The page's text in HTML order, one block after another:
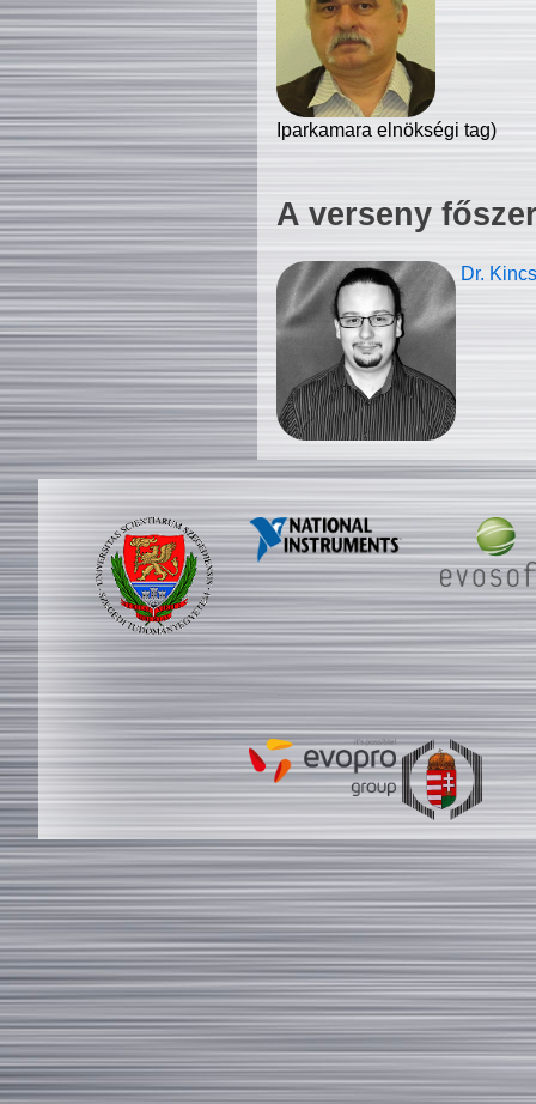
Iparkamara elnökségi tag)
A verseny
Dr.